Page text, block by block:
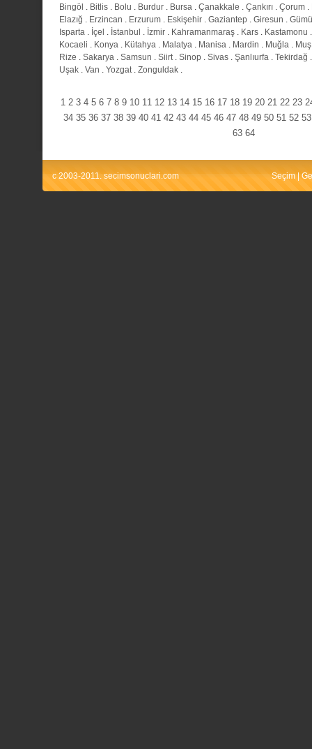
Bingöl . Bitlis . Bolu . Burdur . Bursa . Çanakkale . Çankırı . Çorum .
Elazığ . Erzincan . Erzurum . Eskişehir . Gaziantep . Giresun .
Isparta . İçel . İstanbul . İzmir . Kahramanmaraş . Kars . Kastamonu
Kocaeli . Konya . Kütahya . Malatya . Manisa . Mardin . Muğla . Muş
Rize . Sakarya . Samsun . Siirt. Sinop . Sivas . Şanlıurfa . Tekirdağ
Uşak . Van . Yozgat. Zonguldak .
1 2 3 4 5 6 7 8 9 10 11 12 13 14 15 16 17 18 19 20 21 22 23
34 35 36 37 38 39 40 41 42 43 44 45 46 47 48 49 50 51 52 53
63 64
c 2003-2011. secimsonuclari.com Seçim |